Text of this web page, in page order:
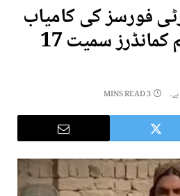
فورسز کی کامیاب
کارروائیاں، 3 اہم کمانڈرز سمیت 17
3 MINS READ